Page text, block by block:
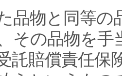
品物と同等の
その品物を手
託賠償責任保